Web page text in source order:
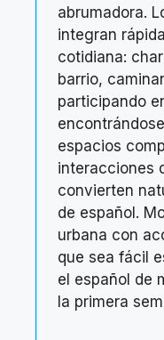
abrumadora.
integran
cotidiana:
barrio,
participando
espacios
interacciones
convierten
de español.
urbana con
que sea fácil
el español de
la primera